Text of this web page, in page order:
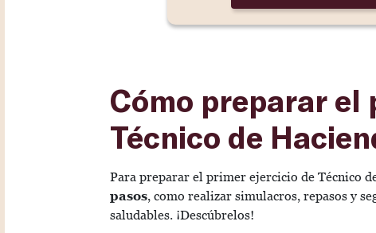
Cómo preparar el
Técnico de
Para preparar el primer ejercicio de Técnico
pasos, como realizar simulacros, repasos y
saludables. ¡Descúbrelos!